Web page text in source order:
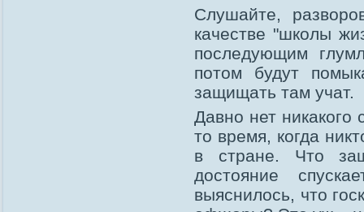
Слушайте,
качестве "школы
последующим
потом будут
защищать там учат.
Давно нет
то время, когда
в стране. Что
достояние
выяснилось, что